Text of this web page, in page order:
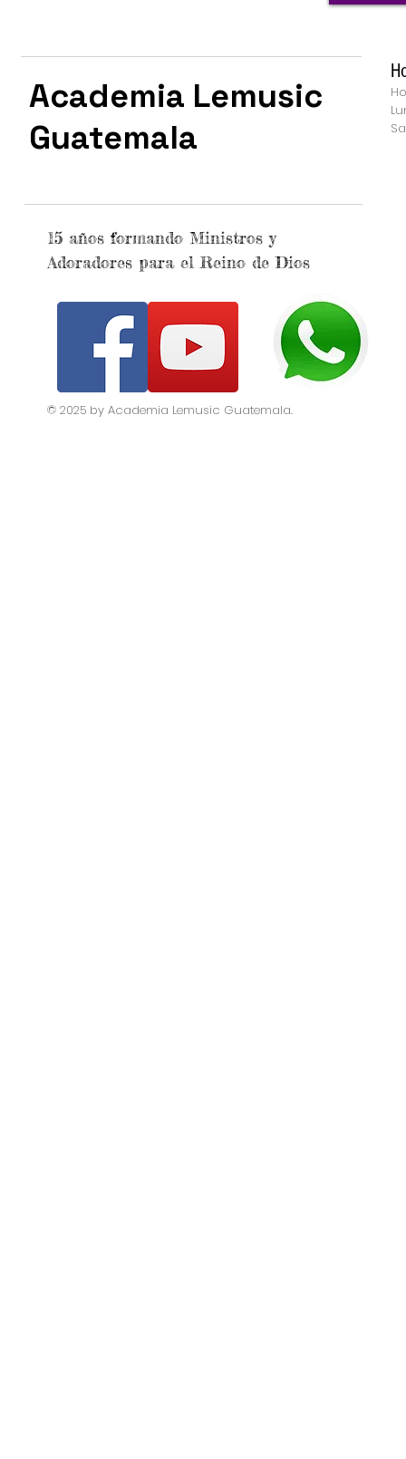
Academia Lemusic
Guatemala
15 años formando Ministros y
Adoradores para el Reino de Dios
© 2025 by Academia Lemusic Guatemala.